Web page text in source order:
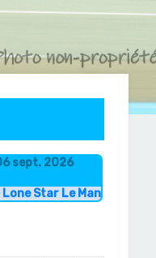
sept. 2026
Lone Star Le Mans